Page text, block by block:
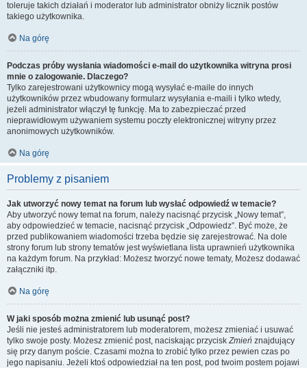
toleruje takich działań i moderator lub administrator obniży licznik postów
takiego użytkownika.
Na górę
Podczas próby wysłania wiadomości e-mail do użytkownika witryna prosi
mnie o zalogowanie. Dlaczego?
Tylko zarejestrowani użytkownicy mogą wysyłać e-maile do innych
użytkowników przez wbudowany formularz wysyłania e-maili i tylko wtedy,
jeżeli administrator włączył tę funkcję. Ma to zabezpieczać przed
nieprawidłowym używaniem systemu poczty elektronicznej witryny przez
anonimowych użytkowników.
Na górę
Problemy z pisaniem
Jak utworzyć nowy temat na forum lub wysłać odpowiedź w temacie?
Aby utworzyć nowy temat na forum, należy nacisnąć przycisk „Nowy temat”,
aby odpowiedzieć w temacie, nacisnąć przycisk „Odpowiedz”. Być może, że
przed publikowaniem wiadomości trzeba będzie się zarejestrować. Na dole
strony forum lub strony tematów jest wyświetlana lista uprawnień użytkownika
na każdym forum. Na przykład: Możesz tworzyć nowe tematy, Możesz dodawać
załączniki itp.
Na górę
W jaki sposób można zmienić lub usunąć post?
Jeśli nie jesteś administratorem lub moderatorem, możesz zmieniać i usuwać
tylko swoje posty. Możesz zmienić post, naciskając przyciskZmień znajdujący
się przy danym poście. Czasami można to zrobić tylko przez pewien czas po
jego napisaniu. Jeżeli ktoś odpowiedział na ten post, pod twoim postem pojawi